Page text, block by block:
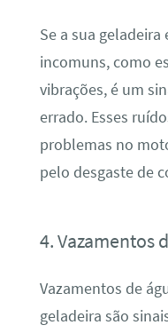
Se a sua
incomuns, como
vibrações, é um
errado. Esses
problemas no
pelo desgaste de
4. Vazamentos
Vazamentos de
geladeira são